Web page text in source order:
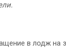
в лодж на